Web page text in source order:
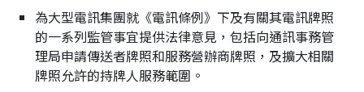
為大型電訊集團就《電訊條例》下及有關其電訊牌照
的一系列監管事宜提供法律意見，包括向通訊事務管
理局申請傳送者牌照和服務營辦商牌照，及擴大相關
牌照允許的持牌人服務範圍。